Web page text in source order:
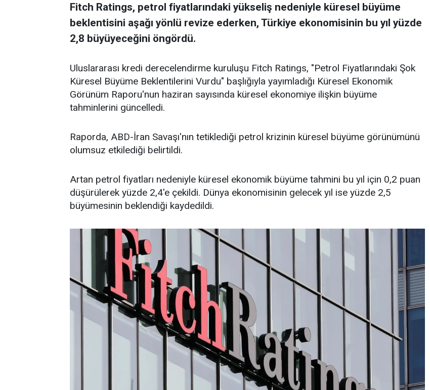
Fitch Ratings, petrol fiyatlarındaki yükseliş nedeniyle küresel büyüme
beklentisini aşağı yönlü revize ederken, Türkiye ekonomisinin bu yıl yüzde
2,8 büyüyeceğini öngördü.
Uluslararası kredi derecelendirme kuruluşu Fitch Ratings, "Petrol Fiyatlarındaki Şok
Küresel Büyüme Beklentilerini Vurdu" başlığıyla yayımladığı Küresel Ekonomik
Görünüm Raporu'nun haziran sayısında küresel ekonomiye ilişkin büyüme
tahminlerini güncelledi.
Raporda, ABD-İran Savaşı'nın tetiklediği petrol krizinin küresel büyüme görünümünü
olumsuz etkilediği belirtildi.
Artan petrol fiyatları nedeniyle küresel ekonomik büyüme tahmini bu yıl için 0,2 puan
düşürülerek yüzde 2,4'e çekildi. Dünya ekonomisinin gelecek yıl ise yüzde 2,5
büyümesinin beklendiği kaydedildi.